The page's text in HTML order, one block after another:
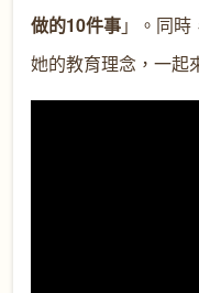
做的10件事」。同
她的教育理念，一起